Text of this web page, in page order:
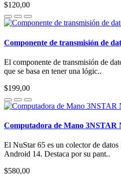
$120,00
Componente de transmisión de
El componente de transmisión de
que se basa en tener una lógic..
$199,00
Computadora de Mano 3NSTAR
El NuStar 65 es un colector de
Android 14. Destaca por su pant..
$580,00